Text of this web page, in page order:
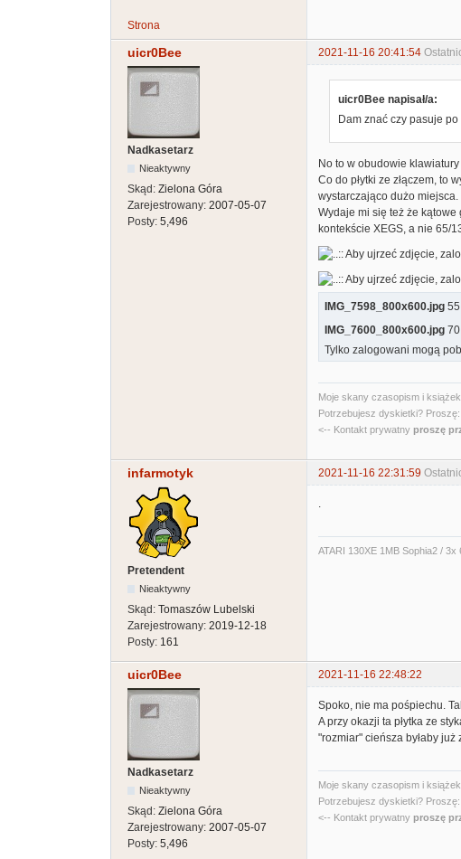
Strona
uicr0Bee 2021-11-16 20:41:54
Nadkasetarz
Nieaktywny
Skąd: Zielona Góra
Zarejestrowany: 2007-05-07
Posty: 5,496
uicr0Bee napisał/a:
Dam znać czy pasuje
No to w obudowie
Co do płytki ze złączem, to
wystarczająco dużo miejsca.
Wydaje mi się też że kątowe
kontekście XEGS, a nie 65/
IMG_7598_800x600.jpg
IMG_7600_800x600.jpg
Tylko zalogowani mogą
Moje skany czasopism i
Potrzebujesz dyskietki? Proszę:
<-- Kontakt prywatny proszę
infarmotyk 2021-11-16 22:31:59
Pretendent
Nieaktywny
Skąd: Tomaszów Lubelski
Zarejestrowany: 2019-12-18
Posty: 161
.
ATARI 130XE 1MB Sophia2 /
uicr0Bee 2021-11-16 22:48:22
Nadkasetarz
Nieaktywny
Skąd: Zielona Góra
Zarejestrowany: 2007-05-07
Posty: 5,496
Spoko, nie ma pośpiechu.
A przy okazji ta płytka ze
"rozmiar" cieńsza byłaby już
Moje skany czasopism i
Potrzebujesz dyskietki? Proszę:
<-- Kontakt prywatny proszę